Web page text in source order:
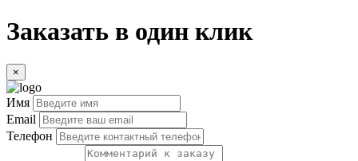
Заказать в один клик
×
Имя
Email
Телефон